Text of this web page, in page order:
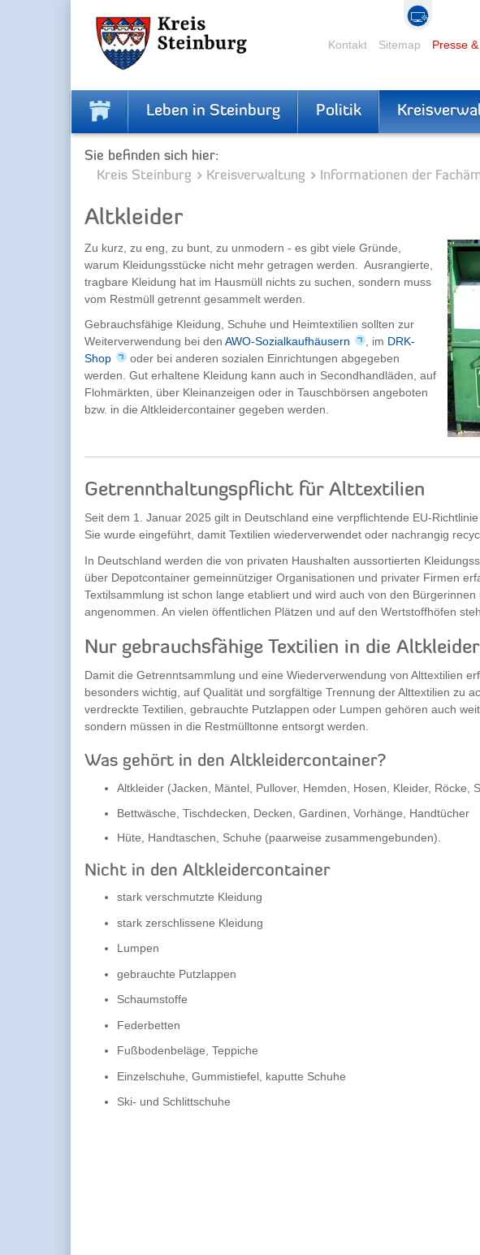
Kontakt Sitemap Presse
Leben in Steinburg Politik
Sie befinden sich hier:
Kreis Steinburg
Kreisverwaltung Informationen der
Altkleider
Zu kurz, zu eng, zu bunt, zu unmodern - es gibt viele Gründe,
warum Kleidungsstücke nicht mehr getragen werden. Ausrangierte,
tragbare Kleidung hat im Hausmüll nichts zu suchen, sondern muss
vom Restmüll getrennt gesammelt werden.
Gebrauchsfähige Kleidung, Schuhe und Heimtextilien sollten zur
Weiterverwendung bei den AWO-Sozialkaufhäusern , im DRK-
Shop
oder bei anderen sozialen Einrichtungen abgegeben
werden. Gut erhaltene Kleidung kann auch in Secondhandläden, auf
Flohmärkten, über Kleinanzeigen oder in Tauschbörsen angeboten
bzw. in die Altkleidercontainer gegeben werden.
Getrennthaltungspflicht für Alttextilien
Seit dem 1. Januar 2025 gilt in Deutschland eine verpflichtende EU-
Sie wurde eingeführt, damit Textilien wiederverwendet oder nachrangig
In Deutschland werden die von privaten Haushalten aussortierten
über Depotcontainer gemeinnütziger Organisationen und privater Firmen
Textilsammlung ist schon lange etabliert und wird auch von den
angenommen. An vielen öffentlichen Plätzen und auf den Wertstoffhöfen
Nur gebrauchsfähige Textilien in die
Damit die Getrenntsammlung und eine Wiederverwendung von Alttextilien
besonders wichtig, auf Qualität und sorgfältige Trennung der Alttextilien zu
verdreckte Textilien, gebrauchte Putzlappen oder Lumpen gehören auch
sondern müssen in die Restmülltonne entsorgt werden.
Was gehört in den Altkleidercontainer?
Altkleider (Jacken, Mäntel, Pullover, Hemden, Hosen, Kleider, Röcke,
Bettwäsche, Tischdecken, Decken, Gardinen, Vorhänge, Handtücher
Hüte, Handtaschen, Schuhe (paarweise zusammengebunden).
Nicht in den Altkleidercontainer
stark verschmutzte Kleidung
stark zerschlissene Kleidung
Lumpen
gebrauchte Putzlappen
Schaumstoffe
Federbetten
Fußbodenbeläge, Teppiche
Einzelschuhe, Gummistiefel, kaputte Schuhe
Ski- und Schlittschuhe